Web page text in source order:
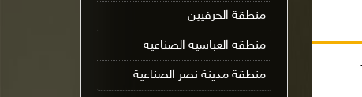
منطقة الحرفيين
منطقة العباسية الصناعية
منطقة مدينة نصر الصناعية